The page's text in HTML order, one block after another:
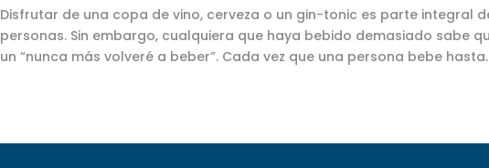
Disfrutar de una copa de vino, cerveza o un gin-tonic es parte integral
personas. Sin embargo, cualquiera que haya bebido demasiado sabe
un “nunca más volveré a beber”. Cada vez que una persona bebe